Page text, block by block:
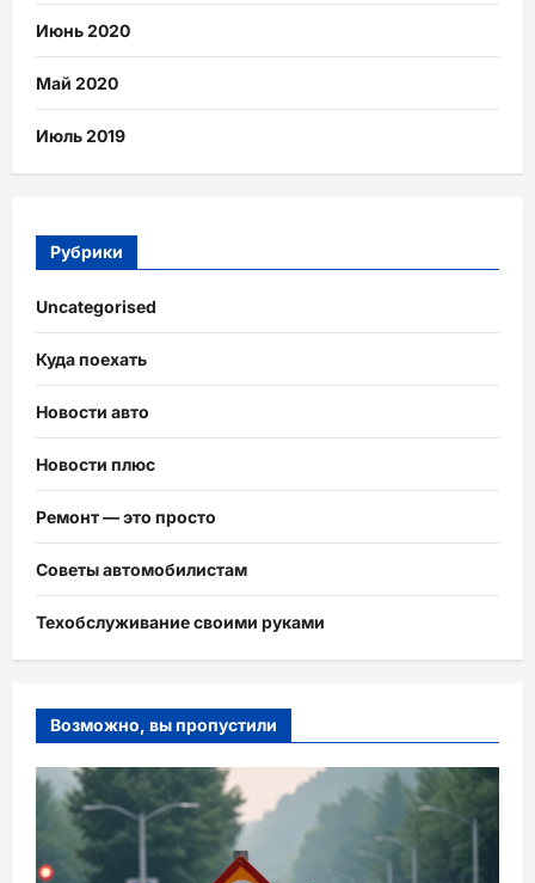
Июнь 2020
Май 2020
Июль 2019
Рубрики
Uncategorised
Куда поехать
Новости авто
Новости плюс
Ремонт — это просто
Советы автомобилистам
Техобслуживание своими руками
Возможно, вы пропустили